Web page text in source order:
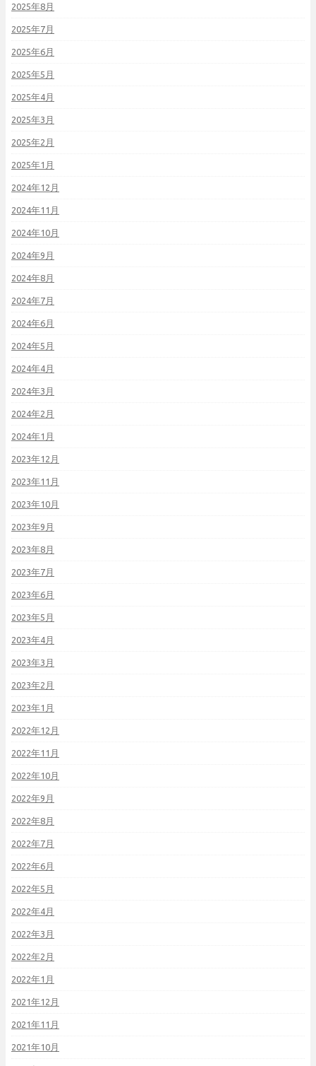
2025年8月
2025年7月
2025年6月
2025年5月
2025年4月
2025年3月
2025年2月
2025年1月
2024年12月
2024年11月
2024年10月
2024年9月
2024年8月
2024年7月
2024年6月
2024年5月
2024年4月
2024年3月
2024年2月
2024年1月
2023年12月
2023年11月
2023年10月
2023年9月
2023年8月
2023年7月
2023年6月
2023年5月
2023年4月
2023年3月
2023年2月
2023年1月
2022年12月
2022年11月
2022年10月
2022年9月
2022年8月
2022年7月
2022年6月
2022年5月
2022年4月
2022年3月
2022年2月
2022年1月
2021年12月
2021年11月
2021年10月